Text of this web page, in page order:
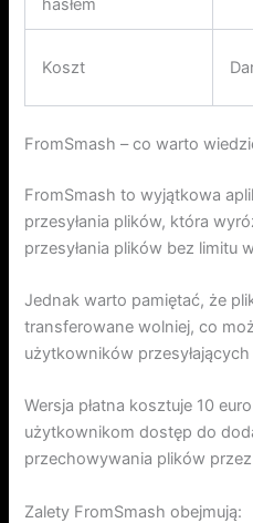
hasłem
Koszt
FromSmash – co warto
FromSmash to wyjątkowa
przesyłania plików, która
przesyłania plików bez limitu
Jednak warto pamiętać, że
transferowane wolniej, co
użytkowników
Wersja płatna kosztuje 10
użytkownikom dostęp do
przechowywania plików
Zalety FromSmash obejmują: